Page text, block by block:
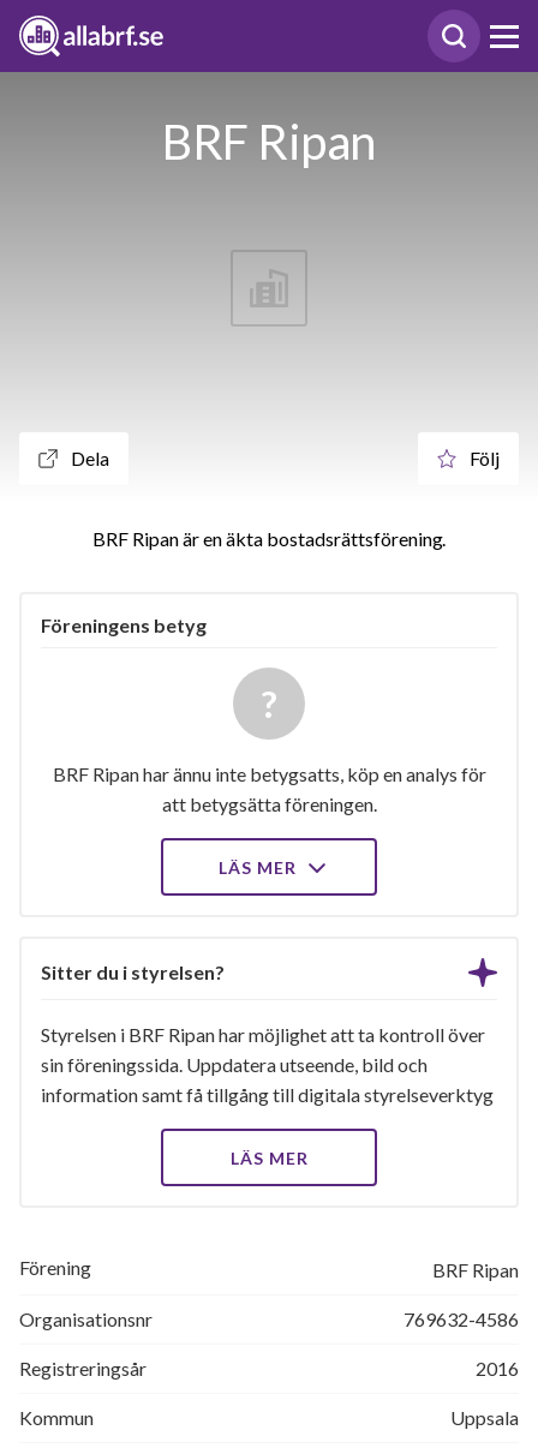
BRF Ripan
Dela Följ
BRF Ripan är en äkta bostadsrättsförening
Föreningens betyg
BRF Ripan har ännu inte betygsatts, köp en analys för
att betygsätta föreningen.
LÄS MER
Sitter du i styrelsen?
Styrelsen i BRF Ripan har möjlighet att ta kontroll över
sin föreningssida. Uppdatera utseende, bild och
information samt få tillgång till digitala styrelseverktyg
LÄS MER
Förening BRF Ripan
Organisationsnr 769632-4586
Registreringsår 2016
Kommun Uppsala